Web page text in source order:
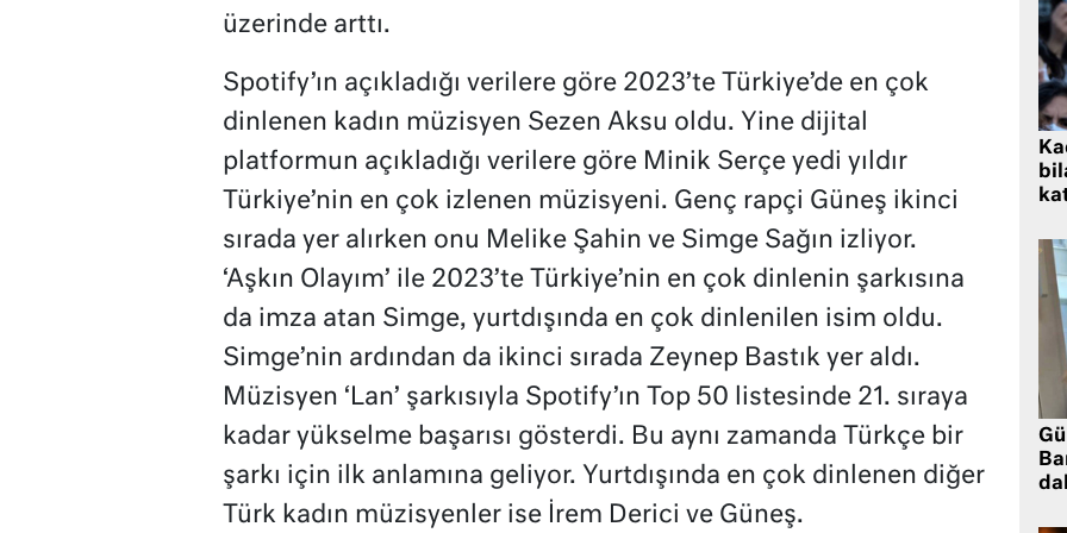
üzerinde arttı.
Spotify’ın açıkladığı verilere göre 2023’te Türkiye’de en çok
dinlenen kadın müzisyen Sezen Aksu oldu. Yine dijital
platformun açıkladığı verilere göre Minik Serçe yedi yıldır
Türkiye’nin en çok izlenen müzisyeni. Genç rapçi Güneş ikinci
sırada yer alırken onu Melike Şahin ve Simge Sağın izliyor.
‘Aşkın Olayım’ ile 2023’te Türkiye’nin en çok dinlenin şarkısına
da imza atan Simge, yurtdışında en çok dinlenilen isim oldu.
Simge’nin ardından da ikinci sırada Zeynep Bastık yer aldı.
Müzisyen ‘Lan’ şarkısıyla Spotify’ın Top 50 listesinde 21. sıraya
kadar yükselme başarısı gösterdi. Bu aynı zamanda Türkçe bir
şarkı için ilk anlamına geliyor. Yurtdışında en çok dinlenen diğer
Türk kadın müzisyenler ise İrem Derici ve Güneş.